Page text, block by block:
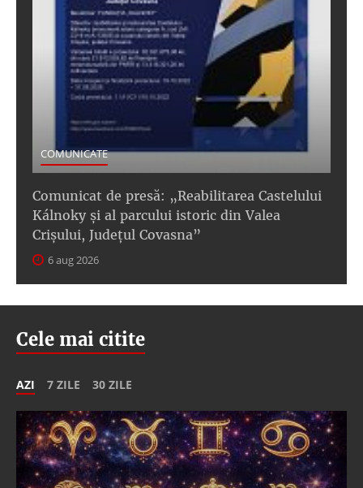
COMUNICATE
Comunicat de presă: „Reabilitarea Castelului
Kálnoky și al parcului istoric din Valea
Crișului, Județul Covasna”
6 aug 2026
Cele mai citite
AZI 7 ZILE 30 ZILE